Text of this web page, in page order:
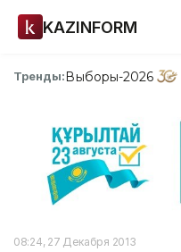
KAZINFORM
Тренды:Выборы-2026
08:24, 27 Декабря 2013